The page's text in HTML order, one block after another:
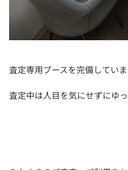
査定専用ブースを完備していま
査定中は人目を気にせずにゆ